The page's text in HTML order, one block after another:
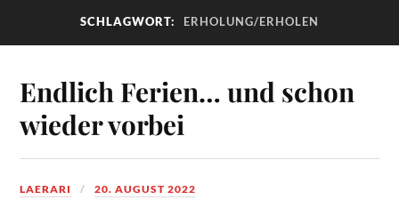
SCHLAGWORT: ERHOLUNG/ERHOLEN
Endlich Ferien… und schon
wieder vorbei
LAERARI 20. AUGUST 2022